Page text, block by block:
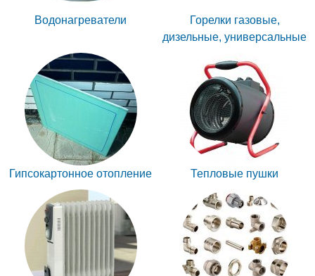
Водонагреватели
Горелки газовые,
дизельные, универсальные
Гипсокартонное отопление Тепловые пушки